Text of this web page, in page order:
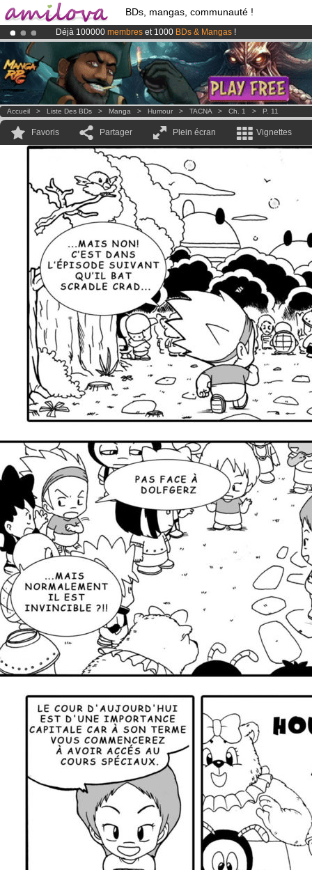
BDs, mangas, communauté !
Déjà 100000 membres et 1000 BDs & Mangas !
Abonnement premium: à partir de3.95 eurospar mois !Clique ici
LeKickstarter Amilova est désormais lancé
Accueil > Liste Des BDs > Manga > Humour > TACNA > Ch. 1 > P. 11
Favoris Partager Plein écran Vignettes